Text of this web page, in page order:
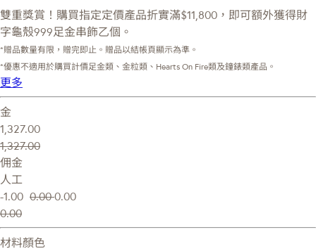
雙重獎賞！購買指定定價產品折實滿$11,800，即可額外獲得財
字龜殼999足金串飾乙個。
*贈品數量有限，贈完即止。贈品以結帳頁顯示為準。
*優惠不適用於購買計價足金類、金粒類、Hearts On Fire類及鐘錶類產品。
更多
金
1,327.00
1,327.00
佣金
人工
-1.00 0.000.00
0.00
材料顏色